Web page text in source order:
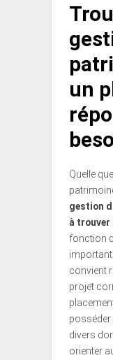
un
Quelle
gestion
à trouver
fonction
convient
projet
divers
orienter